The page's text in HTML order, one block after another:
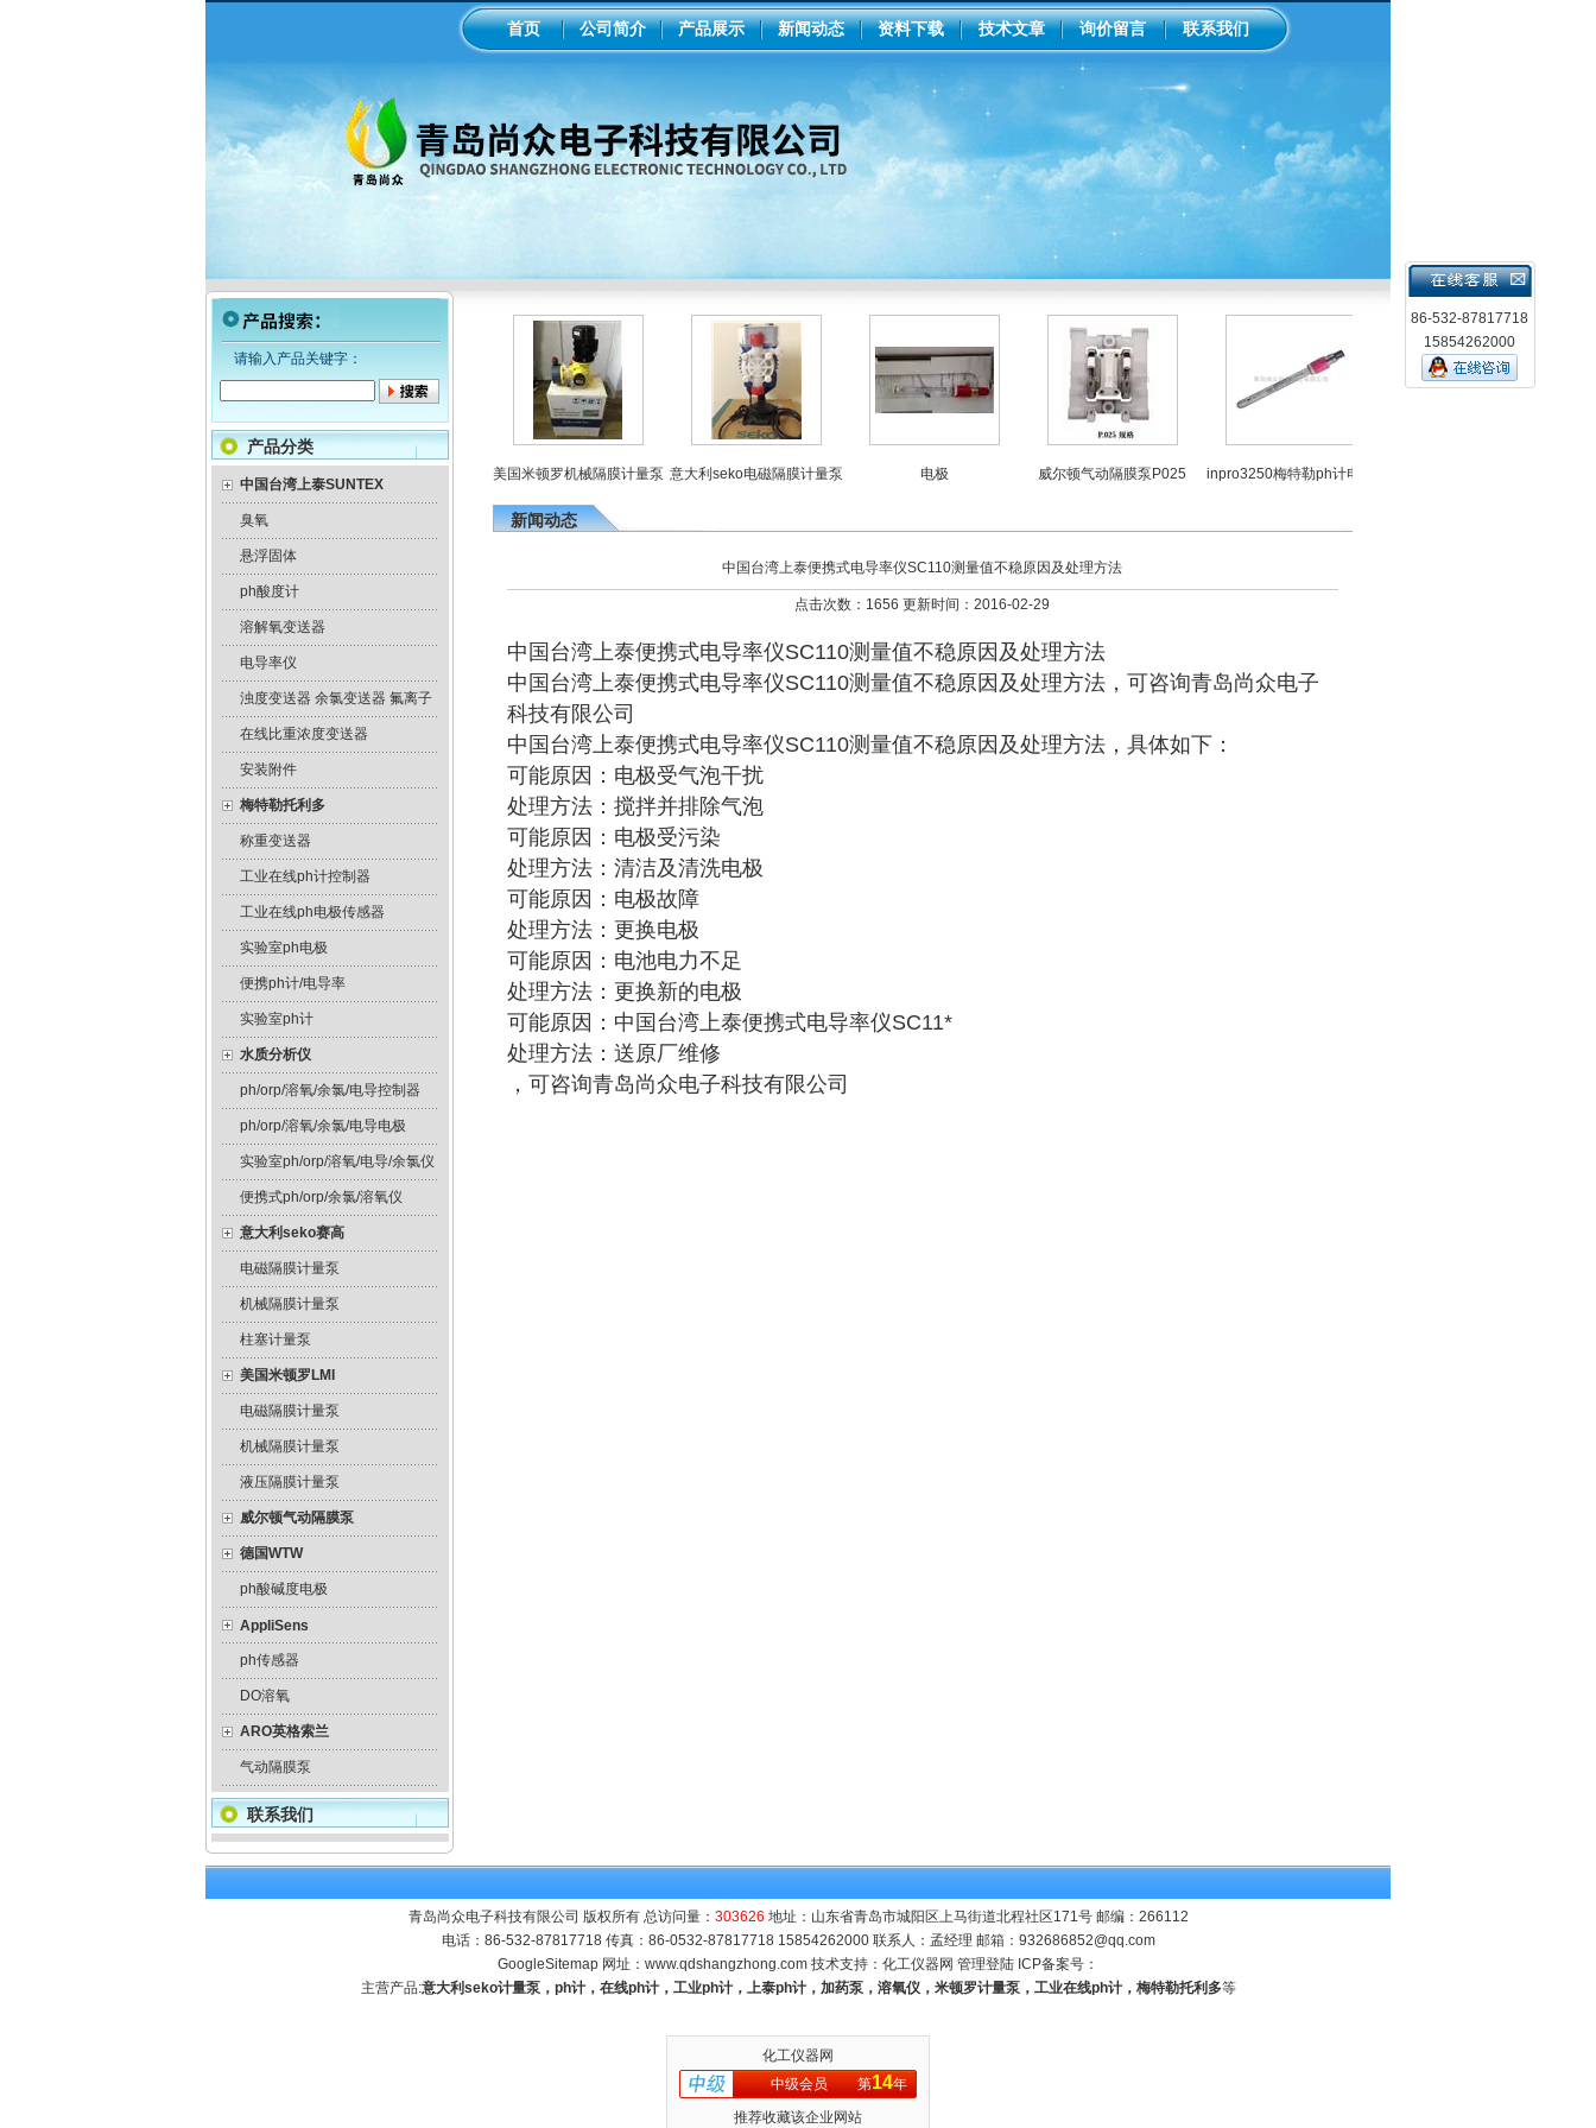
首页 公司简介 产品展示 新闻动态 资料下载 技术文章 询价留言 联系我们
请输入产品关键字：
产品分类
中国台湾上泰SUNTEX
臭氧
悬浮固体
ph酸度计
溶解氧变送器
电导率仪
浊度变送器 余氯变送器 氟离子
在线比重浓度变送器
安装附件
梅特勒托利多
称重变送器
工业在线ph计控制器
工业在线ph电极传感器
实验室ph电极
便携ph计/电导率
实验室ph计
水质分析仪
ph/orp/溶氧/余氯/电导控制器
ph/orp/溶氧/余氯/电导电极
实验室ph/orp/溶氧/电导/余氯仪
便携式ph/orp/余氯/溶氧仪
意大利seko赛高
电磁隔膜计量泵
机械隔膜计量泵
柱塞计量泵
美国米顿罗LMI
电磁隔膜计量泵
机械隔膜计量泵
液压隔膜计量泵
威尔顿气动隔膜泵
德国WTW
ph酸碱度电极
AppliSens
ph传感器
DO溶氧
ARO英格索兰
气动隔膜泵
联系我们
LMI米顿罗电磁隔膜泵加药
工业在线ph/orp计变送器 美国米顿罗机械隔膜计量泵 意大利seko电磁隔膜计量泵 电极 威尔顿气动隔膜泵P025 inpro3250梅特勒ph计电极
新闻动态
中国台湾上泰便携式电导率仪SC110测量值不稳原因及处理方法
点击次数：1656 更新时间：2016-02-29
中国台湾上泰便携式电导率仪SC110测量值不稳原因及处理方法
中国台湾上泰便携式电导率仪SC110测量值不稳原因及处理方法，可咨询青岛尚众电子
科技有限公司
中国台湾上泰便携式电导率仪SC110测量值不稳原因及处理方法，具体如下：
可能原因：电极受气泡干扰
处理方法：搅拌并排除气泡
可能原因：电极受污染
处理方法：清洁及清洗电极
可能原因：电极故障
处理方法：更换电极
可能原因：电池电力不足
处理方法：更换新的电极
可能原因：中国台湾上泰便携式电导率仪SC11*
处理方法：送原厂维修
，可咨询青岛尚众电子科技有限公司
青岛尚众电子科技有限公司 版权所有 总访问量： 303626 地址：山东省青岛市城阳区上马街道北程社区171号 邮编：266112
电话：86-532-87817718 传真：86-0532-87817718 15854262000 联系人：孟经理 邮箱： 932686852@qq.com
GoogleSitemap 网址： www.qdshangzhong.com 技术支持： 化工仪器网 管理登陆 ICP备案号：
主营产品:意大利seko计量泵，ph计，在线ph计，工业ph计，上泰ph计，加药泵，溶氧仪，米顿罗计量泵，工业在线ph计，梅特勒托利多等
86-532-87817718
15854262000
化工仪器网
中级会员
第14年
推荐收藏该企业网站